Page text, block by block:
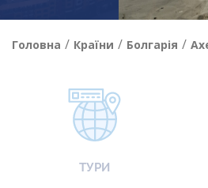
Головна / Країни / Болгарія /
ТУРИ